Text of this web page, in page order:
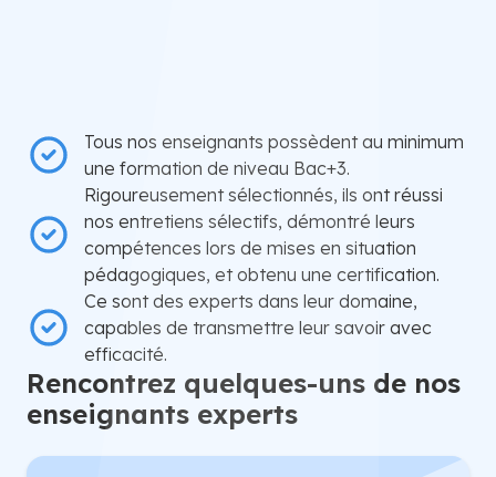
Tous nos enseignants possèdent au minimum
une formation de niveau Bac+3.
Rigoureusement sélectionnés, ils ont réussi
nos entretiens sélectifs, démontré leurs
compétences lors de mises en situation
pédagogiques, et obtenu une certification.
Ce sont des experts dans leur domaine,
capables de transmettre leur savoir avec
efficacité.
Rencontrez quelques-uns de nos
enseignants experts